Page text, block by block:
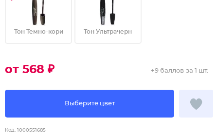
Тон Тёмно-кори Тон Ультрачерн
от 568 ₽
Выберите цвет
+9 баллов за 1 шт.
Код: 1000551685